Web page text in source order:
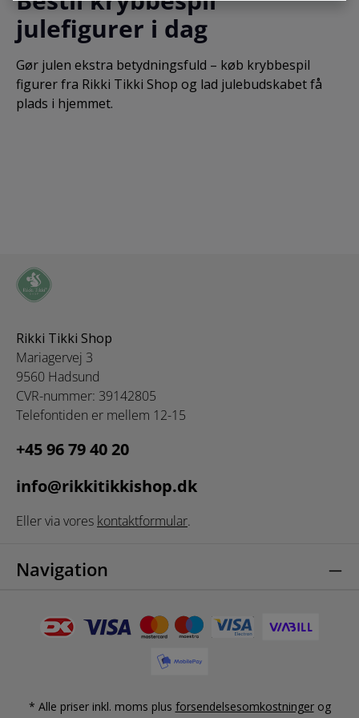
julefigurer i dag
Gør julen ekstra betydningsfuld – køb krybbespil
figurer fra Rikki Tikki Shop og lad julebudskabet få
plads i hjemmet.
Rikki Tikki Shop
Mariagervej 3
9560 Hadsund
CVR-nummer: 39142805
Telefontiden er mellem 12-15
+45 96 79 40 20
info@rikkitikkishop.dk
Eller via vores kontaktformular.
Navigation
* Alle priser inkl. moms plus forsendelsesomkostningerog